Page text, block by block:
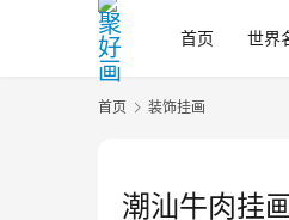
首页 世界
首页 装饰挂画
潮汕牛肉挂